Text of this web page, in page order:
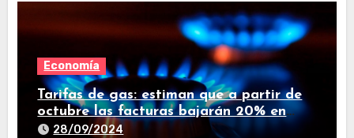
Economía
Tarifas de gas: estiman que a partir de
octubre las facturas bajarán 20% en
promedio
28/09/2024